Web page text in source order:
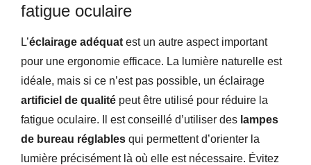
fatigue oculaire
L’éclairage adéquat est un autre aspect important
pour une ergonomie efficace. La lumière naturelle est
idéale, mais si ce n’est pas possible, un éclairage
artificiel de qualité peut être utilisé pour réduire la
fatigue oculaire. Il est conseillé d’utiliser des lampes
de bureau réglables qui permettent d’orienter la
lumière précisément là où elle est nécessaire. Évitez